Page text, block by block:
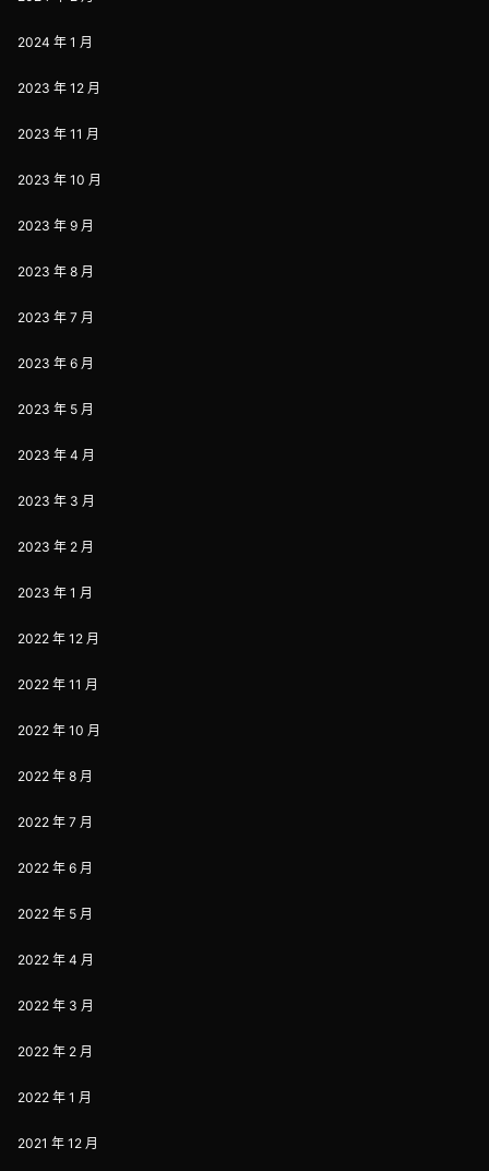
2024 年 1 月
2023 年 12 月
2023 年 11 月
2023 年 10 月
2023 年 9 月
2023 年 8 月
2023 年 7 月
2023 年 6 月
2023 年 5 月
2023 年 4 月
2023 年 3 月
2023 年 2 月
2023 年 1 月
2022 年 12 月
2022 年 11 月
2022 年 10 月
2022 年 8 月
2022 年 7 月
2022 年 6 月
2022 年 5 月
2022 年 4 月
2022 年 3 月
2022 年 2 月
2022 年 1 月
2021 年 12 月